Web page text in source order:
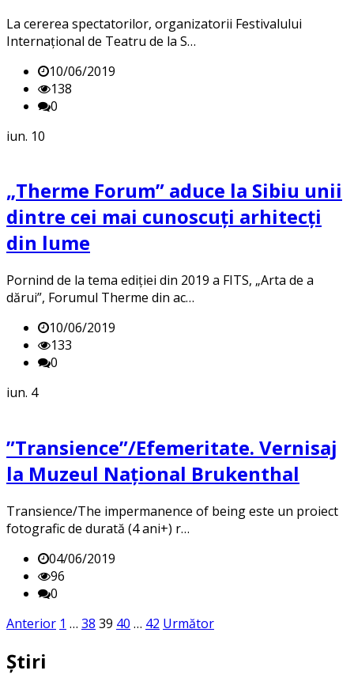
La cererea spectatorilor, organizatorii Festivalului
Internațional de Teatru de la S…
10/06/2019
138
0
iun. 10
„Therme Forum” aduce la Sibiu unii
dintre cei mai cunoscuți arhitecți
din lume
Pornind de la tema ediției din 2019 a FITS, „Arta de a
dărui”, Forumul Therme din ac…
10/06/2019
133
0
iun. 4
”Transience”/Efemeritate. Vernisaj
la Muzeul Național Brukenthal
Transience/The impermanence of being este un proiect
fotografic de durată (4 ani+) r…
04/06/2019
96
0
Posts
pagination
Anterior 1 … 38 39 40 … 42 Următor
Știri